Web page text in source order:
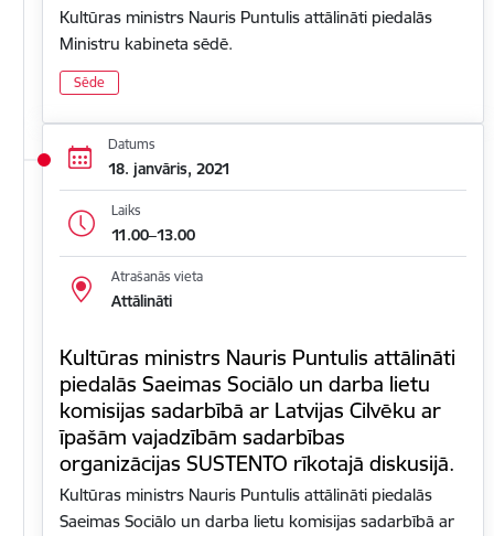
Kultūras ministrs Nauris Puntulis attālināti piedalās
Ministru kabineta sēdē.
Sēde
Datums
18. janvāris, 2021
Laiks
11.00–13.00
Atrašanās vieta
Attālināti
Kultūras ministrs Nauris Puntulis attālināti
piedalās Saeimas Sociālo un darba lietu
komisijas sadarbībā ar Latvijas Cilvēku ar
īpašām vajadzībām sadarbības
organizācijas SUSTENTO rīkotajā diskusijā.
Kultūras ministrs Nauris Puntulis attālināti piedalās
Saeimas Sociālo un darba lietu komisijas sadarbībā ar